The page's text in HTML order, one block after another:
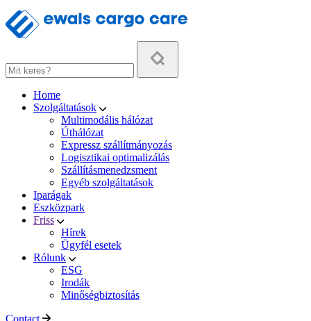
Home
Szolgáltatások
Multimodális hálózat
Úthálózat
Expressz szállítmányozás
Logisztikai optimalizálás
Szállításmenedzsment
Egyéb szolgáltatások
Iparágak
Eszközpark
Friss
Hírek
Ügyfél esetek
Rólunk
ESG
Irodák
Minőségbiztosítás
Contact